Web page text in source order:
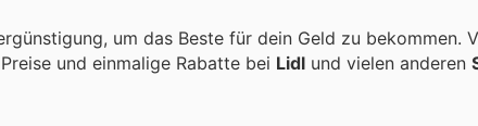
um das Beste für dein Geld zu bekommen.
und einmalige Rabatte bei Lidl und vielen anderen